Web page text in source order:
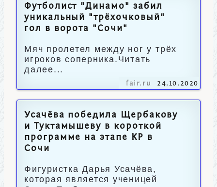
Футболист "Динамо" забил
уникальный "трёхочковый"
гол в ворота "Сочи"
Мяч пролетел между ног у трёх
игроков соперника.Читать
далее...
fair.ru 24.10.2020
Усачёва победила Щербакову
и Туктамышеву в короткой
программе на этапе КР в
Сочи
Фигуристка Дарья Усачёва,
которая является ученицей